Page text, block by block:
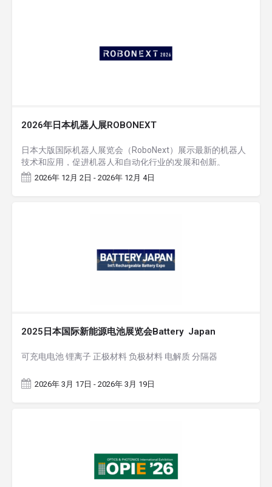
2026年日本机器人展ROBONEXT
日本大版国际机器人展览会（RoboNext）展示最新的机器人
技术和应用，促进机器人和自动化行业的发展和创新。
2026年 12月 2日 - 2026年 12月 4日
2025日本国际新能源电池展览会Battery Japan
可充电电池 锂离子 正极材料 负极材料 电解质 分隔器
2026年 3月 17日 - 2026年 3月 19日